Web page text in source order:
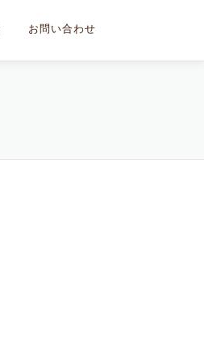
お問い合わせ